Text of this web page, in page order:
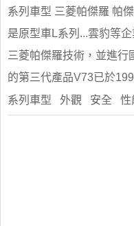
系列車型 三菱帕傑羅 帕
是原型車L系列...雲豹等
三菱帕傑羅技術，並進行
的第三代產品V73已於
系列車型 外觀 安全 性